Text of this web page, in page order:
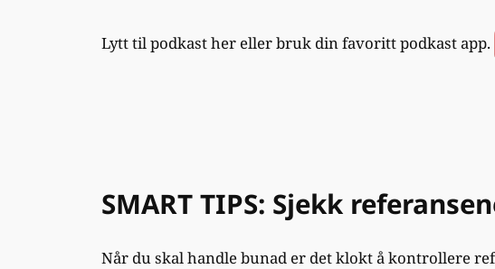
Lytt til podkast her eller bruk din favoritt podkast app.
SMART TIPS: Sjekk
Når du skal handle bunad er det klokt å kontrollere